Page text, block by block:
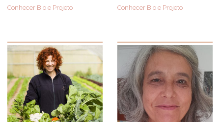
Conhecer Bio e Projeto Conhecer Bio e Projeto